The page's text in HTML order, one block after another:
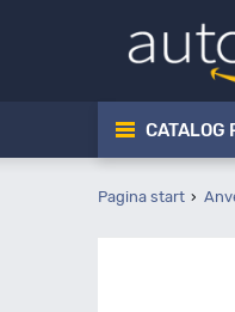
CATALOG
Pagina start